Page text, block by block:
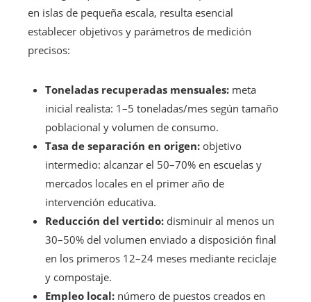
en islas de pequeña escala, resulta esencial
establecer objetivos y parámetros de medición
precisos:
Toneladas recuperadas mensuales: meta
inicial realista: 1–5 toneladas/mes según tamaño
poblacional y volumen de consumo.
Tasa de separación en origen: objetivo
intermedio: alcanzar el 50–70% en escuelas y
mercados locales en el primer año de
intervención educativa.
Reducción del vertido: disminuir al menos un
30–50% del volumen enviado a disposición final
en los primeros 12–24 meses mediante reciclaje
y compostaje.
Empleo local: número de puestos creados en